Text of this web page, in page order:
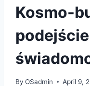
Kosmo-
By OSadmin April 9,